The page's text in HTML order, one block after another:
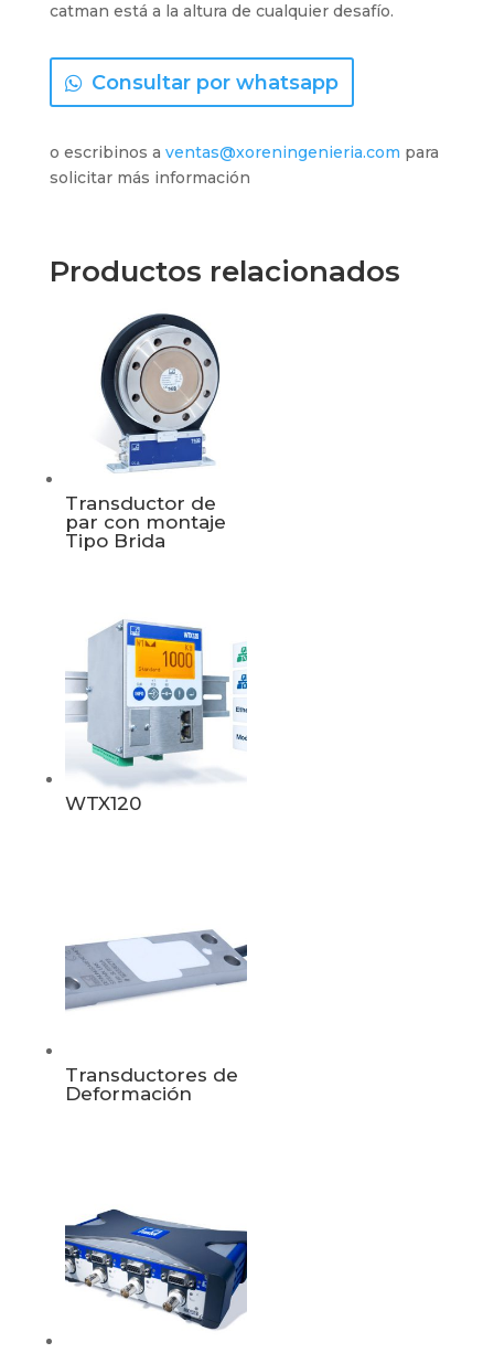
catman está a la altura de cualquier desafío.
Consultar por whatsapp
o escribinos a ventas@xoreningenieria.com para
solicitar más información
Productos relacionados
Transductor de
par con montaje
Tipo Brida
WTX120
Transductores de
Deformación